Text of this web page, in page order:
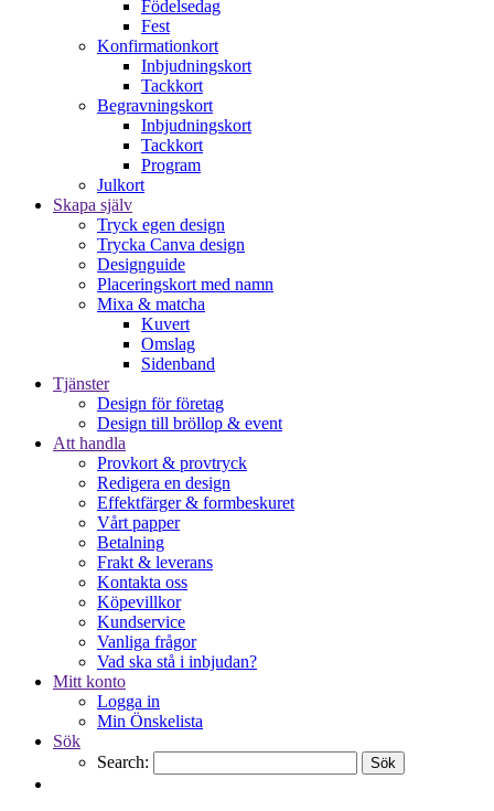
Födelsedag
Fest
Konfirmationkort
Inbjudningskort
Tackkort
Begravningskort
Inbjudningskort
Tackkort
Program
Julkort
Skapa själv
Tryck egen design
Trycka Canva design
Designguide
Placeringskort med namn
Mixa & matcha
Kuvert
Omslag
Sidenband
Tjänster
Design för företag
Design till bröllop & event
Att handla
Provkort & provtryck
Redigera en design
Effektfärger & formbeskuret
Vårt papper
Betalning
Frakt & leverans
Kontakta oss
Köpevillkor
Kundservice
Vanliga frågor
Vad ska stå i inbjudan?
Mitt konto
Logga in
Min Önskelista
Sök
Search:
Sök